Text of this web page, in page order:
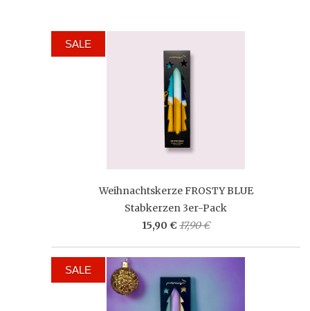
Weihnachtskerze FROSTY BLUE
Stabkerzen 3er-Pack
15,90 € 17,90 €
SALE
SALE